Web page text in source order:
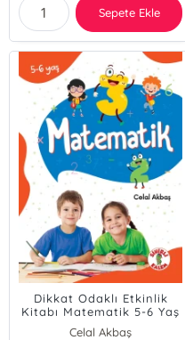
Sepete Ekle
Dikkat Odaklı Etkinlik
Kitabı Matematik 5-6 Yaş
Celal Akbaş